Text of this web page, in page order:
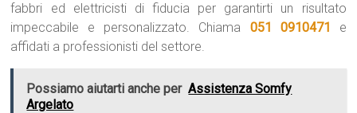
fabbri ed elettricisti di fiducia per garantirti un risultato
impeccabile e personalizzato. Chiama 051 0910471 e
affidati a professionisti del settore.
Possiamo aiutarti anche per Assistenza Somfy
Argelato